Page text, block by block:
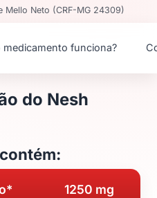
Mello Neto (CRF-MG 24309)
medicamento funciona?
do Nesh
1250 mg